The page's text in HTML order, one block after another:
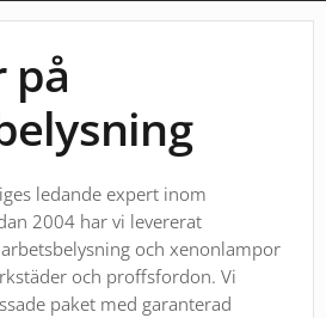
på
ledande expert inom
2004 har vi levererat
och xenonlampor
och proffsfordon. Vi
paket med garanterad